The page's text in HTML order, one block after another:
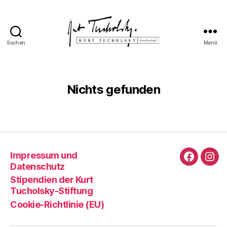
Suchen Menü
Nichts gefunden
Impressum und
Datenschutz
Stipendien der Kurt
Tucholsky-Stiftung
Cookie-Richtlinie (EU)